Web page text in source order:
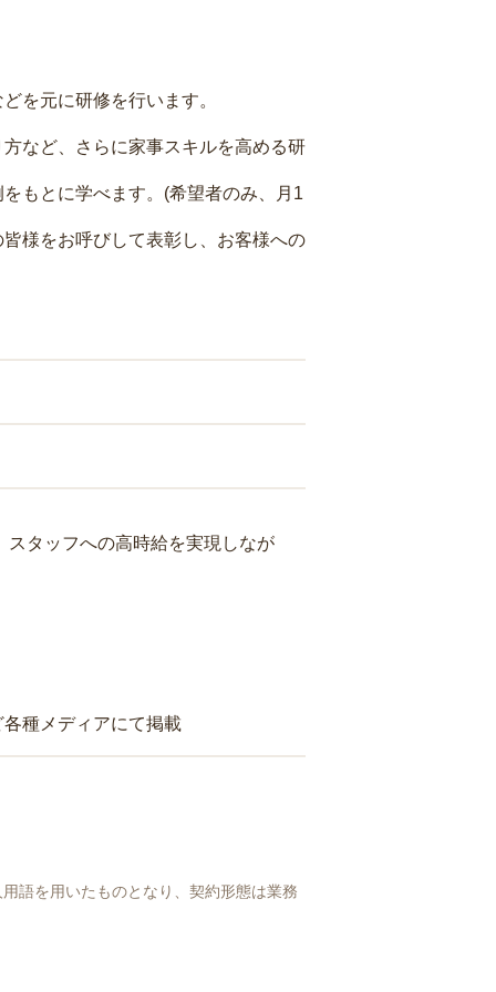
を元に研修を行います。
など、さらに家事スキルを高める研
もとに学べます。(希望者のみ、月1
様をお呼びして表彰し、お客様への
タッフへの高時給を実現しなが
種メディアにて掲載
語を用いたものとなり、契約形態は業務